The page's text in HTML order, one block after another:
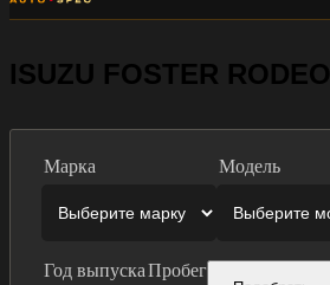
ISUZU FOSTER
Марка Модель
Год выпускаПробег